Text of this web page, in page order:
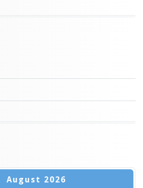
August 2026